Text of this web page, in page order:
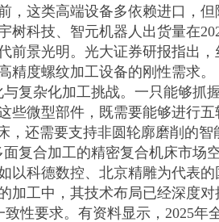
，这类高端设备多依赖进口，
树科技、智元机器人出货量在
前景光明。光大证券研报指出
精度螺纹加工设备的刚性需求。
复杂化加工挑战。一只能够
些微型部件，既需要能够进行
还需要支持非圆轮廓磨削的
复合加工的精密复合机床市场
以科德数控、北京精雕为代表
加工中，其技术布局已经深度
性要求。有资料显示，2025年